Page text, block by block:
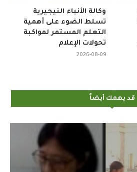
وكالة الأنباء النيجيرية
تسلط الضوء على أهمية
التعلم المستمر لمواكبة
تحولات الإعلام
2026-08-09
قد يهمك أيضاً